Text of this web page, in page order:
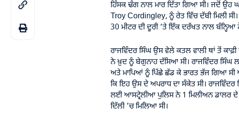
ਹਿੰਸਕ ਢੰਗ ਨਾਲ ਮਾਰ ਦਿੱਤਾ ਗਿਆ ਸੀ। ਜਦੋਂ ਉਹ
Troy Cordingley, ਨੂੰ ਰੇਤ ਵਿੱਚ ਦੱਬੀ ਮਿਲੀ
30 ਮੀਟਰ ਦੀ ਦੂਰੀ ‘ਤੇ ਇੱਕ ਦਰੱਖਤ ਨਾਲ
ਰਾਜਵਿੰਦਰ ਸਿੰਘ ਉਸ ਵੇਲੇ ਕਤਲ ਵਾਲੀ ਥਾਂ ਤੋਂ
ਨੇ ਖ਼ੁਦ ਨੂੰ ਬੇਗੁਨਾਹ ਦੱਸਿਆ ਸੀ। ਰਾਜਵਿੰਦਰ ਸਿੰਘ
ਅਤੇ ਮਾਪਿਆਂ ਨੂੰ ਪਿੱਛੇ ਛੱਡ ਕੇ ਭਾਰਤ ਭੱਜ ਗਿਆ ਸੀ
ਕਿ ਇਹ ਉਸ ਦੇ ਅਪਰਾਧ ਦਾ ਸੰਕੇਤ ਸੀ। ਰਾਜਵਿੰਦਰ
ਲਈ ਆਸਟ੍ਰੇਲੀਆ ਪੁਲਿਸ ਨੇ 1 ਮਿਲੀਅਨ ਡਾਲਰ ਦੇ
ਦਿੱਲੀ ’ਚ ਮਿਲਿਆ ਸੀ।